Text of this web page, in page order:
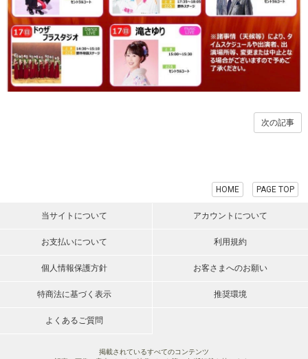
次の記事
HOME PAGE TOP
当サイトについて アカウントについて
お支払いについて 利用規約
個人情報保護方針 お客さまへのお願い
特商法に基づく表示 推奨環境
よくあるご質問
掲載されているすべてのコンテンツ